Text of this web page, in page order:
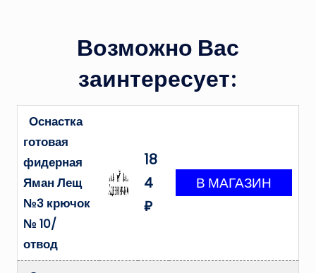
Возможно Вас
заинтересует:
Оснастка
готовая
фидерная
Яман Лещ
№3 крючок
№ 10/
отвод
18
4
₽